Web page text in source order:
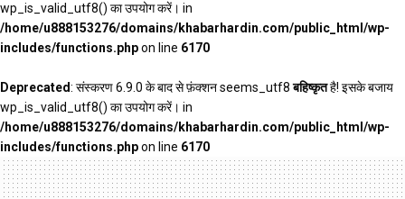
wp_is_valid_utf8() का उपयोग करें। in
/home/u888153276/domains/khabarhardin.com/public_html/wp-
includes/functions.phpon line 6170
Deprecated: संस्करण 6.9.0 के बाद से फ़ंक्शन seems_utf8बहिष्कृतहै! इसके बजाय
wp_is_valid_utf8() का उपयोग करें। in
/home/u888153276/domains/khabarhardin.com/public_html/wp-
includes/functions.phpon line 6170